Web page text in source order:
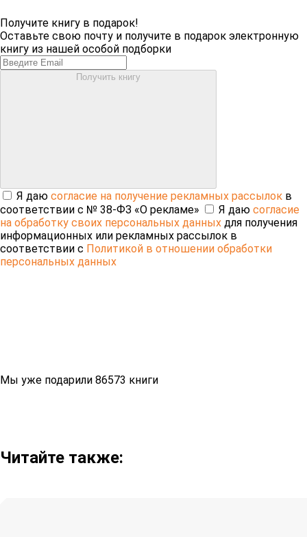
Получите книгу в подарок!
Оставьте свою почту и получите в подарок электронную
книгу из нашей особой подборки
Получить книгу
Я даю согласие на получение рекламных рассылок в
соответствии с № 38-ФЗ «О рекламе»
Я даю согласие
на обработку своих персональных данных для получения
информационных или рекламных рассылок в
соответствии с Политикой в отношении обработки
персональных данных
Мы уже подарили 86573 книги
Читайте также: